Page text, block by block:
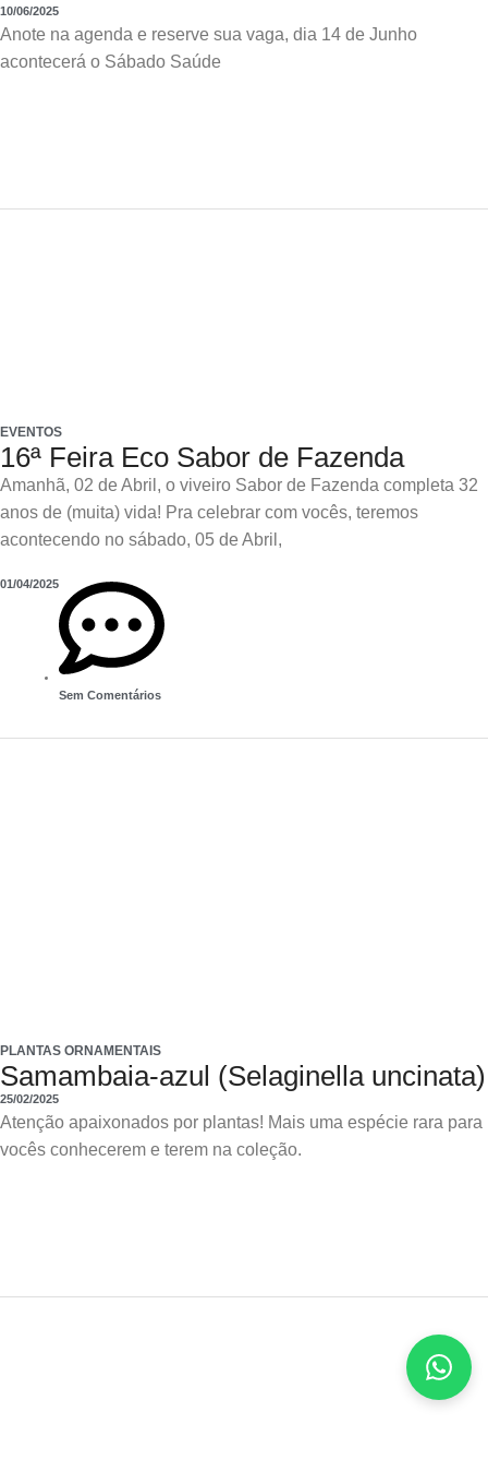
10/06/2025
Anote na agenda e reserve sua vaga, dia 14 de Junho
acontecerá o Sábado Saúde
EVENTOS
16ª Feira Eco Sabor de Fazenda
Amanhã, 02 de Abril, o viveiro Sabor de Fazenda completa 32
anos de (muita) vida! Pra celebrar com vocês, teremos
acontecendo no sábado, 05 de Abril,
01/04/2025
Sem Comentários
PLANTAS ORNAMENTAIS
Samambaia-azul (Selaginella uncinata)
25/02/2025
Atenção apaixonados por plantas! Mais uma espécie rara para
vocês conhecerem e terem na coleção.